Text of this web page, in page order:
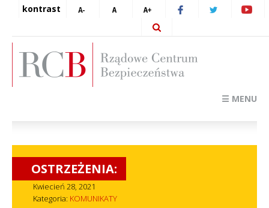
kontrast
☰ MENU
OSTRZEŻENIA:
Kwiecień 28, 2021
Kategoria: KOMUNIKATY